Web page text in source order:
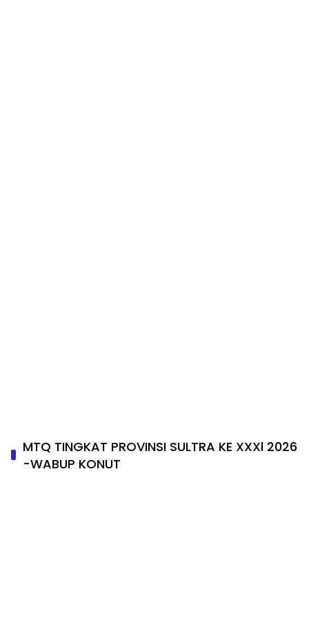
MTQ TINGKAT PROVINSI SULTRA KE XXXl 2026
-WABUP KONUT